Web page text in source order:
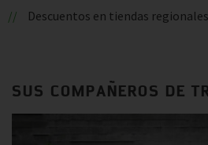
Descuentos en tiendas
SUS COMPAÑEROS DE